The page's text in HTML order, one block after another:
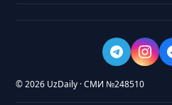
© 2026 UzDaily · СМИ №248510